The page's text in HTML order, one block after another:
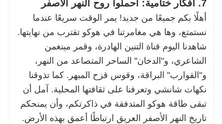
7. أفكار ختامية: احملوا روح النهر الأصفر
أهلًا بكم جميعًا من جديد! يمر الوقت سريعًا عندما
نستمتع، وها هي مغامرتنا في هوكو تقترب من نهايتها.
شاهدنا اليوم قناة التنين الهادرة، وقمر مينغمن
الشاعري، و"الدخان" الساحر المتصاعد من النهر،
و"القوارب" البراقة، وقوس قزح المبهر. كما تذوقنا
نكهات شانشي وتعرفنا على ثقافتها المحلية. آمل أن
تبقى طاقة هوكو المتدفقة في ذاكرتكم، وأن يمنحكم
تاريخ النهر الأصفر العريق ارتباطًا أعمق بهذه الأرض.